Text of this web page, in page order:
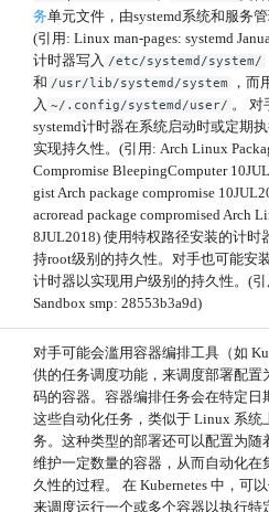
务单元文件，由systemd系统和服务
(引用: Linux man-pages: systemd
计时器写入 /etc/systemd/system/
和 /usr/lib/systemd/system
，而
入 ~/.config/systemd/user/ 。 对
systemd计时器在系统启动时或定期
实现持久性。(引用: Arch Linux
Compromise BleepingComputer
gist Arch package compromise
acroread package compromised Arch
8JUL2018) 使用特权路径安装的计时
持root级别的持久性。对手也可能安
计时器以实现用户级别的持久性。(引
Sandbox smp: 28553b3a9d)
对手可能会滥用容器编排工具（如
供的任务调度功能，来调度部署配置
码的容器。容器编排任务会在特定日
这些自动化任务，类似于 Linux 系统
务。这种类型的部署还可以配置为随
维护一定数量的容器，从而自动化在
久性的过程。 在 Kubernetes 中，可
来调度运行一个或多个容器以执行特